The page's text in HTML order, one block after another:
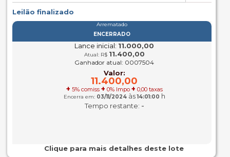
Leilão finalizado
Arrematado
ENCERRADO
Lance inicial: 11.000,00
Atual: R$ 11.400,00
Ganhador atual: 0007504
Valor:
11.400,00
+ 5% comiss + 0% Impo + 0,00 taxas
Encerra em: 03/11/2024às14:01:00 h
Tempo restante: -
Clique para mais detalhes deste lote